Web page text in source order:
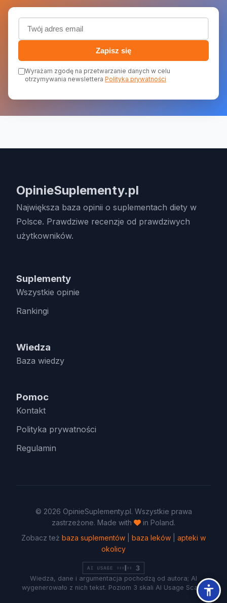
Adres email (wymagany)
Zapisz się
Wyrażam zgodę na przetwarzanie danych w celu
otrzymywania newslettera Polityka prywatności
OpinieSuplementy.pl
Największa baza opinii o suplementach diety w
Polsce. Prawdziwe recenzje od prawdziwych
użytkowników.
Suplementy
Wszystkie opinie
Rankingi
Wiedza
Baza wiedzy
Pomoc
Kontakt
Polityka prywatności
Regulamin
© 2026 OpinieSuplementy.pl. Wszystkie prawa
zastrzeżone. Made with
in Poland.
Zobacz też baza suplementów baza leków
apteki w
okolicy
Wiedza, dane i argumentacja pochodzą od autora; AI
wygenerowało z nich tekst. Poziom 3 skali AI Usage Scale.